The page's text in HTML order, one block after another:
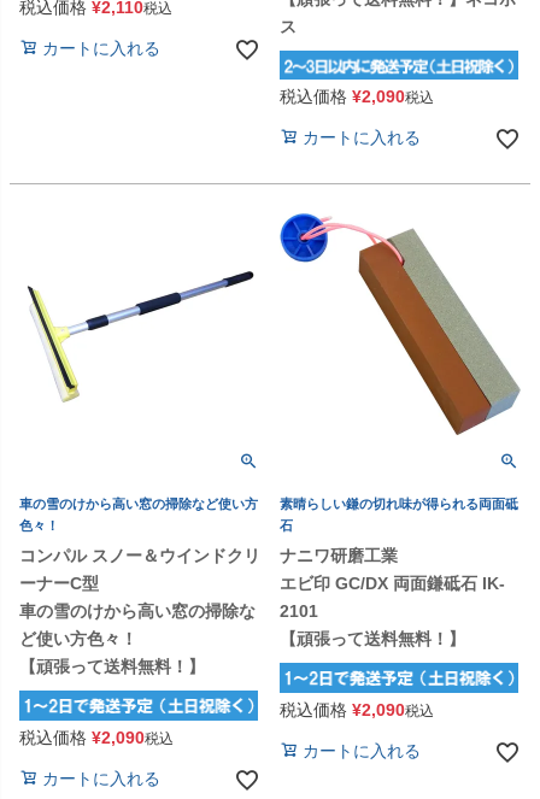
税込価格 ¥2,110税込
カートに入れる
ス
税込価格 ¥2,090税込
カートに入れる
車の雪のけから高い窓の掃除など使い方
色々！
コンパル スノー＆ウインドクリ
ーナーC型
車の雪のけから高い窓の掃除な
ど使い方色々！
【頑張って送料無料！】
税込価格 ¥2,090税込
カートに入れる
素晴らしい鎌の切れ味が得られる両面砥
石
ナニワ研磨工業
エビ印 GC/DX 両面鎌砥石 IK-
2101
【頑張って送料無料！】
税込価格 ¥2,090税込
カートに入れる